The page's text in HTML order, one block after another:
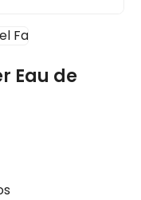
Eau de